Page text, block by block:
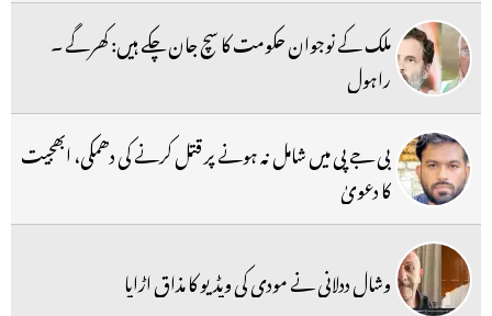
ملک کے نوجوان حکومت کا سچ جان چکے ہیں: کھرگے ۔
راہول
بی جے پی میں شامل نہ ہونے پر قتل کرنے کی دھمکی، ابھجیت
کا دعویٰ
وشال ددلانی نے مودی کی ویڈیو کا مذاق اڑایا